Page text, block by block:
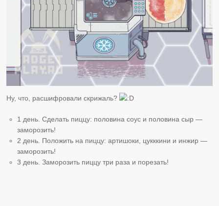
Ну, что, расшифровали скрижаль?
1 день. Сделать пиццу: половина соус и половина сыр —
заморозить!
2 день. Положить на пиццу: артишоки, цукккини и инжир —
заморозить!
3 день. Заморозить пиццу три раза и порезать!